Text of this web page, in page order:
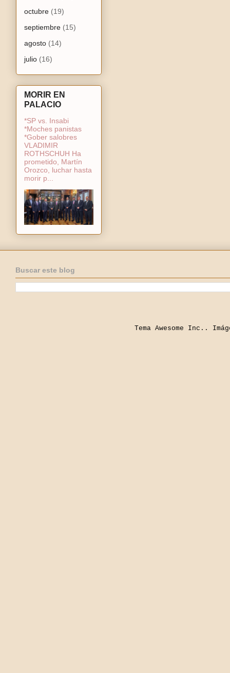
octubre (19)
septiembre (15)
agosto (14)
julio (16)
MORIR EN
PALACIO
*SP vs. Insabi
*Moches panistas
*Gober salobres
VLADIMIR
ROTHSCHUH Ha
prometido, Martín
Orozco, luchar hasta
morir p...
Buscar este blog
Tema Awesome Inc..